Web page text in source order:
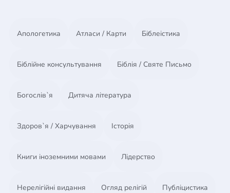
Апологетика Атласи / Карти Біблеістика
Біблійне консультування Біблія / Святе Письмо
Богослів`я Дитяча література
Здоров`я / Харчування Історія
Книги іноземними мовами Лідерство
Нерелігійні видання Огляд релігій Публіцистика